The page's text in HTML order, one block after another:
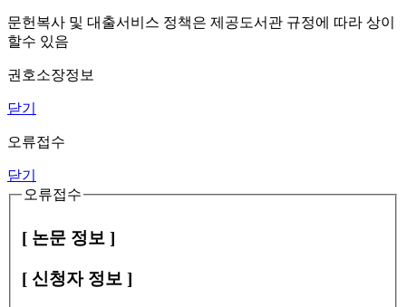
문헌복사 및 대출서비스 정책은 제공도서관 규정에 따라 상이
할수 있음
권호소장정보
닫기
오류접수
닫기
오류접수
[ 논문 정보 ]
[ 신청자 정보 ]